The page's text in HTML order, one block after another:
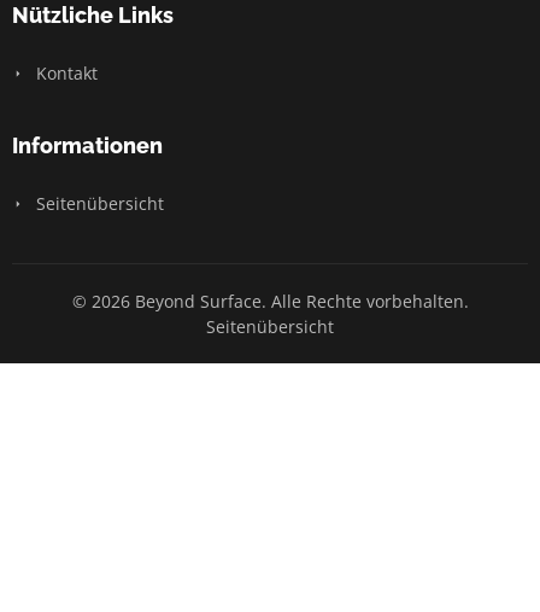
Nützliche Links
Kontakt
Informationen
Seitenübersicht
© 2026 Beyond Surface. Alle Rechte vorbehalten.
Seitenübersicht